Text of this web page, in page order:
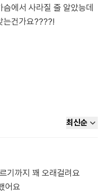
에서 사라질 줄 알았능데
는건가요????!
최신순
기까지 꽤 오래걸려요
어요